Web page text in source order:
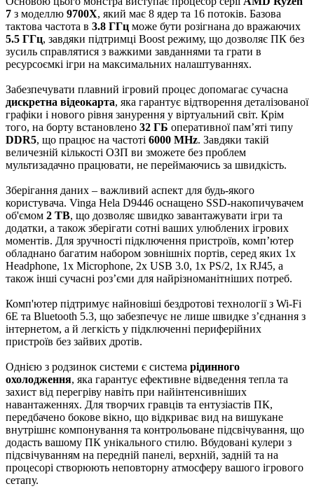
7 з моделлю 9700X, який має 8 ядер та 16 потоків. Базова
тактова частота в 3.8 ГГц може бути розігнана до вражаючих
5.5 ГГц, завдяки підтримці Boost режиму, що дозволяє ПК без
зусиль справлятися з важкими завданнями та грати в
ресурсоємкі ігри на максимальних налаштуваннях.
Забезпечувати плавний ігровий процес допомагає сучасна
дискретна відеокарта, яка гарантує відтворення деталізованої
графіки і нового рівня занурення у віртуальний світ. Крім
того, на борту встановлено 32 ГБ оперативної пам’яті типу
DDR5, що працює на частоті 6000 MHz. Завдяки такій
величезній кількості ОЗП ви зможете без проблем
мультизадачно працювати, не переймаючись за швидкість.
Зберігання даних – важливий аспект для будь-якого
користувача. Vinga Hela D9446 оснащено SSD-накопичувачем
об'ємом 2 TB, що дозволяє швидко завантажувати ігри та
додатки, а також зберігати сотні ваших улюблених ігрових
моментів. Для зручності підключення пристроїв, комп’ютер
обладнано багатим набором зовнішніх портів, серед яких 1x
Headphone, 1x Microphone, 2x USB 3.0, 1x PS/2, 1x RJ45, а
також інші сучасні роз’єми для найрізноманітніших потреб.
Комп'ютер підтримує найновіші бездротові технології з Wi-Fi
6E та Bluetooth 5.3, що забезпечує не лише швидке з’єднання з
інтернетом, а й легкість у підключенні периферійних
пристроїв без зайвих дротів.
Однією з родзинок системи є система рідинного
охолодження, яка гарантує ефективне відведення тепла та
захист від перегріву навіть при найінтенсивніших
навантаженнях. Для творчих гравців та ентузіастів ПК,
передбачено бокове вікно, що відкриває вид на вишукане
внутрішнє компонування та контрольоване підсвічування, що
додасть вашому ПК унікального стилю. Вбудовані кулери з
підсвічуванням на передній панелі, верхній, задній та на
процесорі створюють неповторну атмосферу вашого ігрового
сетапу.